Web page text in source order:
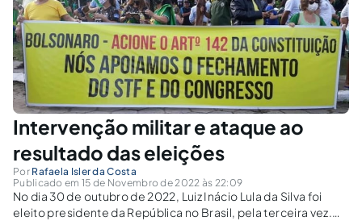
Intervenção militar e ataque ao
resultado das eleições
Por Rafaela Isler da Costa
Publicado em 15 de Novembro de 2022 às 22:09
No dia 30 de outubro de 2022, Luiz Inácio Lula da Silva foi
eleito presidente da República no Brasil, pela terceira vez.